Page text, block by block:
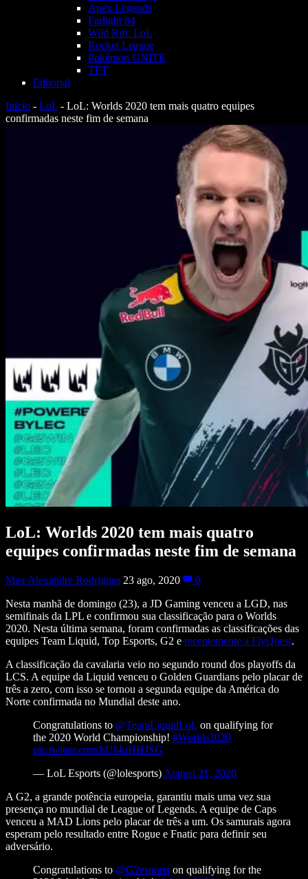
Apex Legends
Farlight 84
Wild Rift: LoL
Rocket League
Pokémon UNITE
TFT
Editorial
Início - LoL - LoL: Worlds 2020 tem mais quatro equipes
confirmadas neste fim de semana
LoL: Worlds 2020 tem mais quatro
equipes confirmadas neste fim de semana
Max Alexandre Rodrigues 23 ago, 2020
0
Nesta manhã de domingo (23), a JD Gaming venceu a LGD, nas
semifinais da LPL e confirmou sua classificação para o Worlds
2020. Nesta última semana, foram confirmadas as classificações das
equipes Team Liquid, Top Esports, G2 e recentemente a FlyQuest.
A classificação da cavalaria veio no segundo round dos playoffs da
LCS. A equipe da Liquid venceu o Golden Guardians pelo placar de
três a zero, com isso se tornou a segunda equipe da América do
Norte confirmada no Mundial deste ano.
Congratulations to @TeamLiquidLoL on qualifying for
the 2020 World Championship! #Worlds2020
pic.twitter.com/hUf4uHHJSG
— LoL Esports (@lolesports) August 21, 2020
A G2, a grande potência europeia, garantiu mais uma vez sua
presença no mundial de League of Legends. A equipe de Caps
venceu a MAD Lions pelo placar de três a um. Os samurais agora
esperam pelo resultado entre Rogue e Fnatic para definir seu
adversário.
Congratulations to @G2esports on qualifying for the